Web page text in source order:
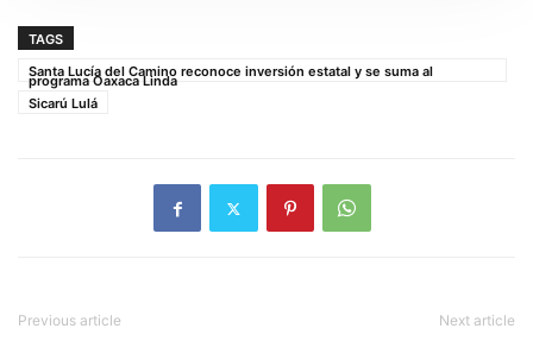
TAGS
Santa Lucía del Camino reconoce inversión estatal y se suma al
programa Oaxaca Linda
Sicarú Lulá
Previous article Next article